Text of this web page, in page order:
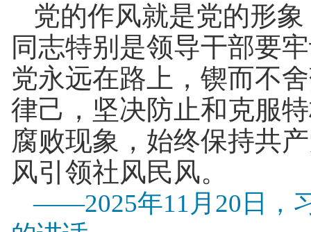
党的作风就是党的形
同志特别是领导干部要
党永远在路上，锲而不
律己，坚决防止和克服
腐败现象，始终保持共
风引领社风民风。
——2025年11月20日，